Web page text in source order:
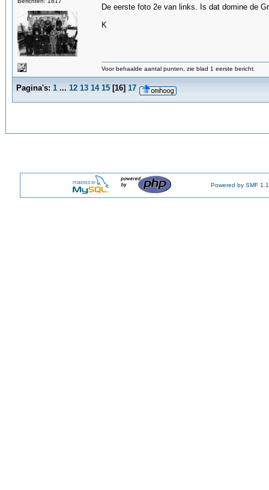
De eerste foto 2e van links. Is dat domine de
K
Voor behaalde aantal punten, zie blad 1 eerste bericht.
Pagina's: 1 ... 12 13 14 15 [16] 17
Powered by SMF